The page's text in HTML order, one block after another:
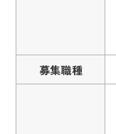
募集職種